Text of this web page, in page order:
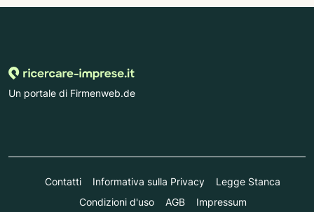
Un portale di Firmenweb.de
Contatti Informativa sulla Privacy
Legge Stanca
Condizioni d'uso
AGB Impressum